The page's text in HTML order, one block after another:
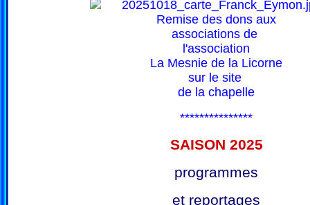
Remise des dons aux
associations de
l'association
La Mesnie de la Licorne
sur le site
de la chapelle
***************
SAISON 2025
programmes
et reportages